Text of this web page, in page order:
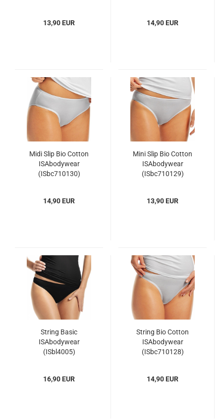
13,90 EUR 14,90 EUR
Midi Slip Bio Cotton
ISAbodywear
(ISbc710130)
14,90 EUR
Mini Slip Bio Cotton
ISAbodywear
(ISbc710129)
13,90 EUR
String Basic
ISAbodywear
(ISbl4005)
16,90 EUR
String Bio Cotton
ISAbodywear
(ISbc710128)
14,90 EUR